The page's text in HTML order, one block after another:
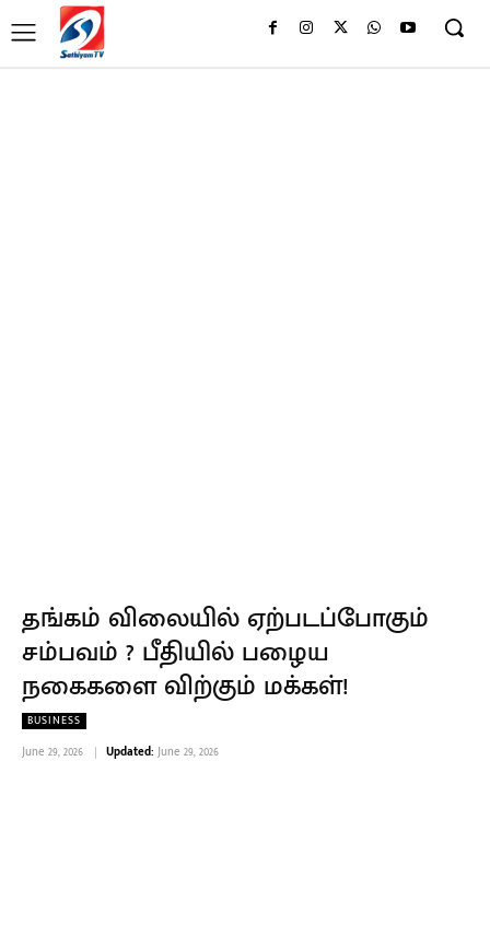
தங்கம் விலையில் ஏற்படப்போகும்
சம்பவம் ? பீதியில் பழைய
நகைகளை விற்கும் மக்கள்!
BUSINESS
June 29, 2026 Updated: June 29, 2026